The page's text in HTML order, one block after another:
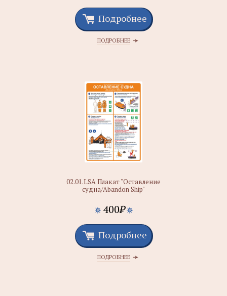
Подробнее
ПОДРОБНЕЕ
02.01.LSA Плакат "Оставление
судна/Abandon Ship"
400₽
Подробнее
ПОДРОБНЕЕ